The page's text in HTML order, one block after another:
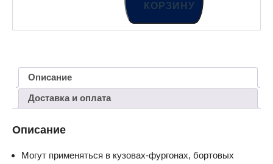
КОРЗИНУ
Описание
Доставка и оплата
Описание
Могут применяться в кузовах-фургонах, бортовых